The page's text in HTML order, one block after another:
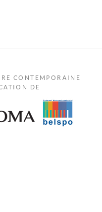
CONTEMPORAINE
DE